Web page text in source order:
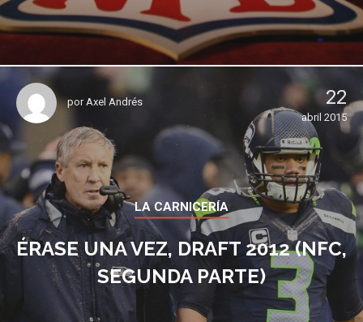
porAxel Andrés 22
abril 2015
LA CARNICERÍA
ÉRASE UNA VEZ, DRAFT 2012 (NFC,
SEGUNDA PARTE)